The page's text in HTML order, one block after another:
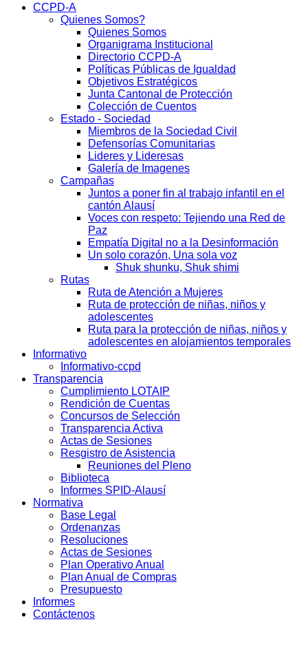
CCPD-A
Quienes Somos?
Quienes Somos
Organigrama Institucional
Directorio CCPD-A
Políticas Públicas de Igualdad
Objetivos Estratégicos
Junta Cantonal de Protección
Colección de Cuentos
Estado - Sociedad
Miembros de la Sociedad Civil
Defensorías Comunitarias
Lideres y Lideresas
Galería de Imagenes
Campañas
Juntos a poner fin al trabajo infantil en el
cantón Alausí
Voces con respeto: Tejiendo una Red de
Paz
Empatía Digital no a la Desinformación
Un solo corazón, Una sola voz
Shuk shunku, Shuk shimi
Rutas
Ruta de Atención a Mujeres
Ruta de protección de niñas, niños y
adolescentes
Ruta para la protección de niñas, niños y
adolescentes en alojamientos temporales
Informativo
Informativo-ccpd
Transparencia
Cumplimiento LOTAIP
Rendición de Cuentas
Concursos de Selección
Transparencia Activa
Actas de Sesiones
Resgistro de Asistencia
Reuniones del Pleno
Biblioteca
Informes SPID-Alausí
Normativa
Base Legal
Ordenanzas
Resoluciones
Actas de Sesiones
Plan Operativo Anual
Plan Anual de Compras
Presupuesto
Informes
Contáctenos